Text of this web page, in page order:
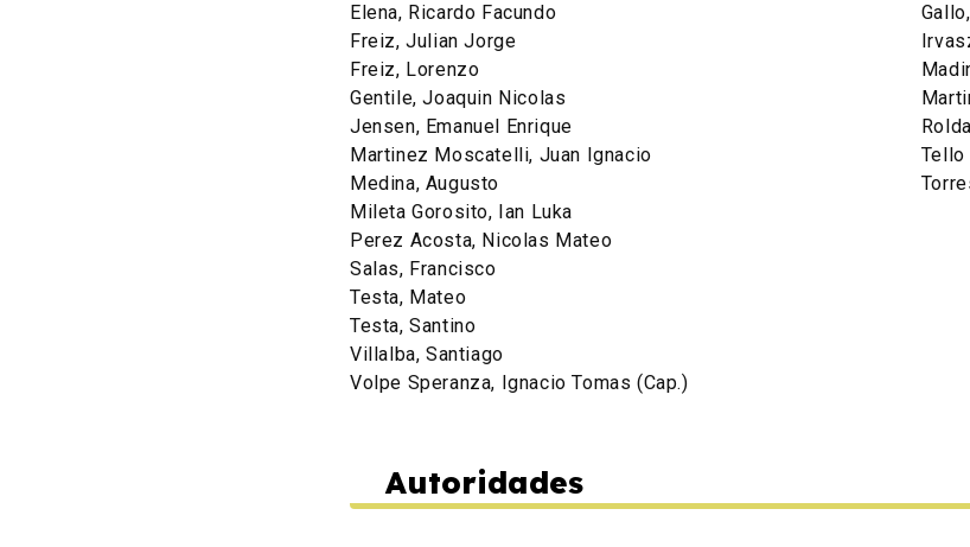
Elena, Ricardo Facundo
Freiz, Julian Jorge
Freiz, Lorenzo
Gentile, Joaquin Nicolas
Jensen, Emanuel Enrique
Martinez Moscatelli, Juan Ignacio
Medina, Augusto
Mileta Gorosito, Ian Luka
Perez Acosta, Nicolas Mateo
Salas, Francisco
Testa, Mateo
Testa, Santino
Villalba, Santiago
Volpe Speranza, Ignacio Tomas (Cap.)
Tello
Autoridades